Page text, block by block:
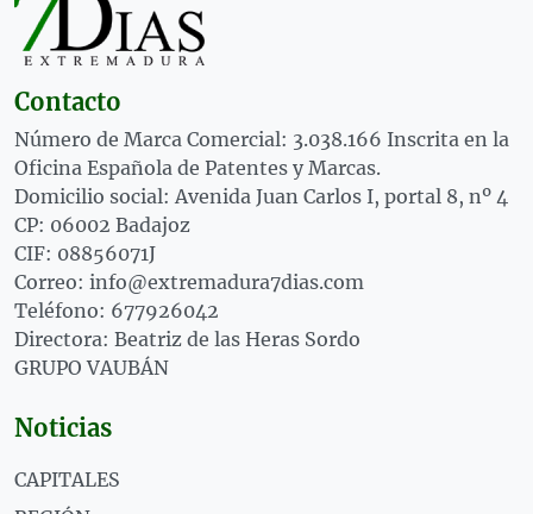
Contacto
Número de Marca Comercial: 3.038.166 Inscrita en la
Oficina Española de Patentes y Marcas.
Domicilio social: Avenida Juan Carlos I, portal 8, nº 4
CP: 06002 Badajoz
CIF: 08856071J
Correo: info@extremadura7dias.com
Teléfono: 677926042
Directora: Beatriz de las Heras Sordo
GRUPO VAUBÁN
Noticias
CAPITALES